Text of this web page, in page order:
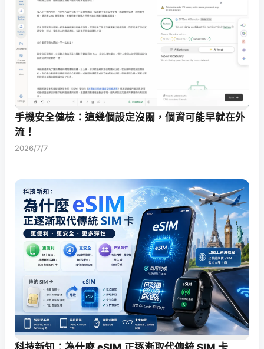
手機安全健檢：這幾個設定沒關，個資可能早就在外
流！
2026/7/7